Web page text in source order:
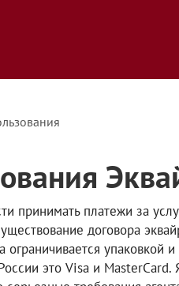
принимать платежи за
договора
упаковкой
это Visa и